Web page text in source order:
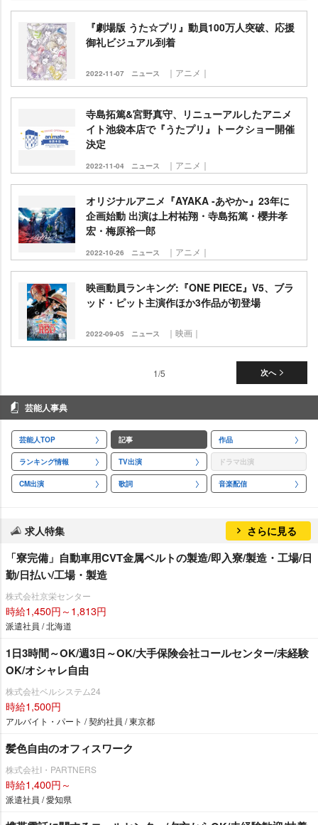
『劇場版 うた☆プリ』動員100万人突破、応援
御礼ビジュアル到着
2022-11-07 ニュース ｜アニメ｜
寺島拓篤&宮野真守、リニューアルしたアニメ
イト池袋本店で『うたプリ』トークショー開催
決定
2022-11-04 ニュース ｜アニメ｜
オリジナルアニメ『AYAKA ‐あやか‐』23年に
企画始動 出演は上村祐翔・寺島拓篤・櫻井孝
宏・梅原裕一郎
2022-10-26 ニュース ｜アニメ｜
映画動員ランキング:『ONE PIECE』V5、ブラ
ッド・ピット主演作ほか3作品が初登場
2022-09-05 ニュース ｜映画｜
次へ
1/5
芸能人事典
芸能人TOP 記事 作品
ランキング情報 TV出演 ドラマ出演
CM出演 歌詞 音楽配信
求人特集 さらに見る
「寮完備」自動車用CVT金属ベルトの製造/即入寮/製造・工場/日
勤/日払い/工場・製造
株式会社京栄センター
時給1,450円～1,813円
派遣社員 / 北海道
1日3時間～OK/週3日～OK/大手保険会社コールセンター/未経験
OK/オシャレ自由
株式会社ベルシステム24
時給1,500円
アルバイト・パート / 契約社員 / 東京都
髪色自由のオフィスワーク
株式会社I・PARTNERS
時給1,400円～
派遣社員 / 愛知県